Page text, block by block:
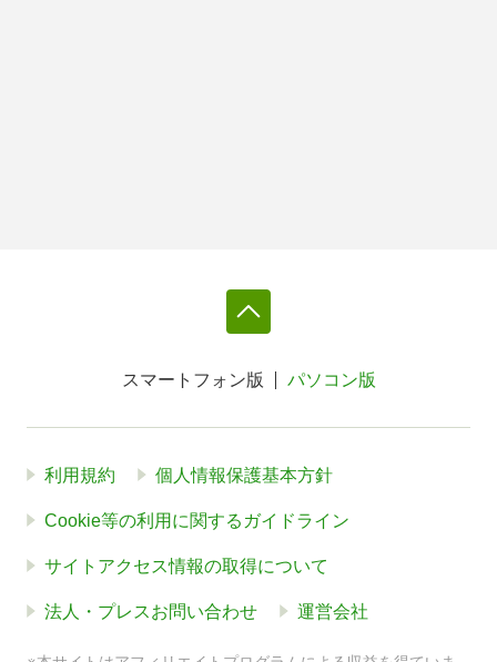
スマートフォン版 パソコン版
利用規約 個人情報保護基本方針
Cookie等の利用に関するガイドライン
サイトアクセス情報の取得について
法人・プレスお問い合わせ 運営会社